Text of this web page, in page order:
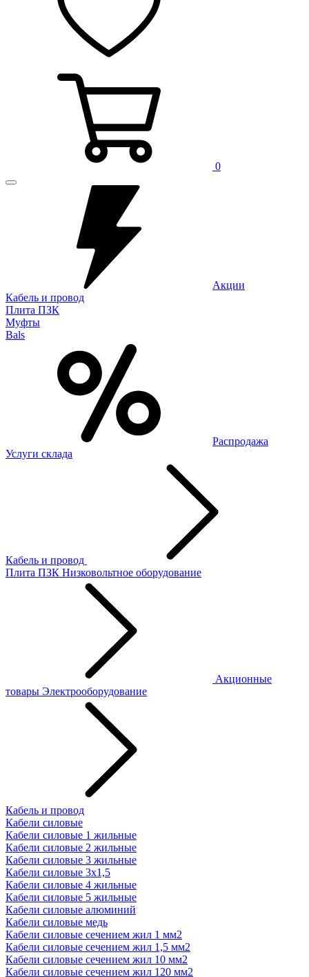
0
Акции
Кабель и провод
Плита ПЗК
Муфты
Bals
Распродажа
Услуги склада
Кабель и провод
Плита ПЗК Низковольтное оборудование
Акционные
товары Электрооборудование
Кабель и провод
Кабели силовые
Кабели силовые 1 жильные
Кабели силовые 2 жильные
Кабели силовые 3 жильные
Кабели силовые 3х1,5
Кабели силовые 4 жильные
Кабели силовые 5 жильные
Кабели силовые алюминий
Кабели силовые медь
Кабели силовые сечением жил 1 мм2
Кабели силовые сечением жил 1,5 мм2
Кабели силовые сечением жил 10 мм2
Кабели силовые сечением жил 120 мм2